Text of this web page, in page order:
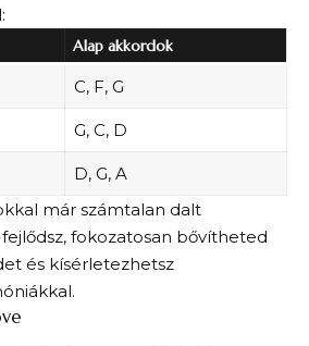
Alap akkordok
C, F, G
G, C, D
D, G, A
már számtalan dalt
fokozatosan bővítheted
és kísérletezhetsz